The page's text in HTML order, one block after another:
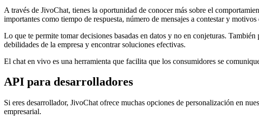
A través de JivoChat, tienes la oportunidad de conocer más sobre el
importantes como tiempo de respuesta, número de mensajes a contestar y
Lo que te permite tomar decisiones basadas en datos y no en conjeturas.
debilidades de la empresa y encontrar soluciones efectivas.
El chat en vivo es una herramienta que facilita que los consumidores se
API para desarrolladores
Si eres desarrollador, JivoChat ofrece muchas opciones de personalización en
empresarial.